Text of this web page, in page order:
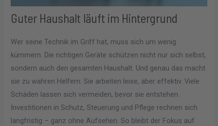
Guter Haushalt läuft im Hintergrund
Wer seine Technik im Griff hat, muss sich um wenig
kümmern. Die richtigen Geräte schützen nicht nur sich selbst,
sondern auch den gesamten Haushalt. Und genau das macht
sie zu wahren Helfern: Sie arbeiten leise, aber effektiv. Viele
Schäden lassen sich vermeiden, bevor sie entstehen.
Investitionen in Schutz, Steuerung und Pflege rechnen sich
langfristig – ganz ohne Aufsehen. So bleibt der Fokus auf